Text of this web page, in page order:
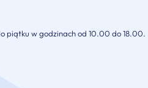
piątku w godzinach od 10.00 do 18.00.